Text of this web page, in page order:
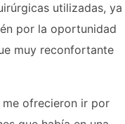
utilizadas, ya
por la oportunidad
muy reconfortante
me ofrecieron ir por